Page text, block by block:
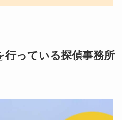
行っている探偵事務所